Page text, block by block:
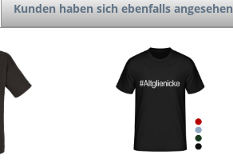
Kunden haben sich ebenfalls angesehen